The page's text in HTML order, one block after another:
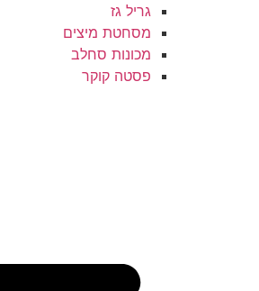
גריל גז
מסחטת מיצים
מכונות סחלב
פסטה קוקר